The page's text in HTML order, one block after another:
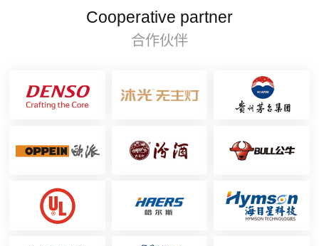
Cooperative partner
合作伙伴